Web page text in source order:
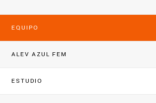
EQUIPO
ALEV AZUL FEM
ESTUDIO